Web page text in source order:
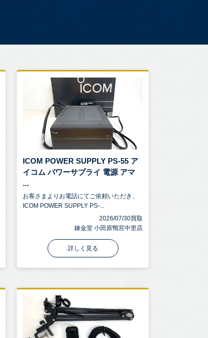
ICOM POWER SUPPLY PS-55 ア
イコム パワーサプライ 電源 アマ
...
お客さまよりお電話にてご依頼いただき、
ICOM POWER SUPPLY PS-...
2026/07/30買取
錬金堂 小田原鴨宮中里店
詳しく見る